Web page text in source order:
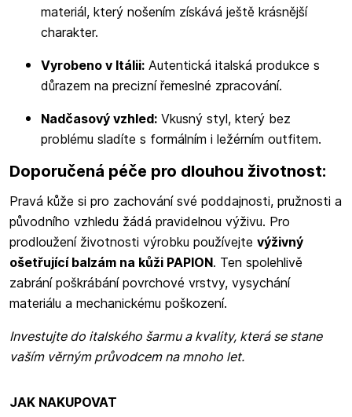
materiál, který nošením získává ještě krásnější
charakter.
Vyrobeno v Itálii: Autentická italská produkce s
důrazem na precizní řemeslné zpracování.
Nadčasový vzhled: Vkusný styl, který bez
problému sladíte s formálním i ležérním outfitem.
Doporučená péče pro dlouhou životnost:
Pravá kůže si pro zachování své poddajnosti, pružnosti a
původního vzhledu žádá pravidelnou výživu. Pro
prodloužení životnosti výrobku používejte výživný
ošetřující balzám na kůži PAPION. Ten spolehlivě
zabrání poškrábání povrchové vrstvy, vysychání
materiálu a mechanickému poškození.
Investujte do italského šarmu a kvality, která se stane
vaším věrným průvodcem na mnoho let.
JAK NAKUPOVAT